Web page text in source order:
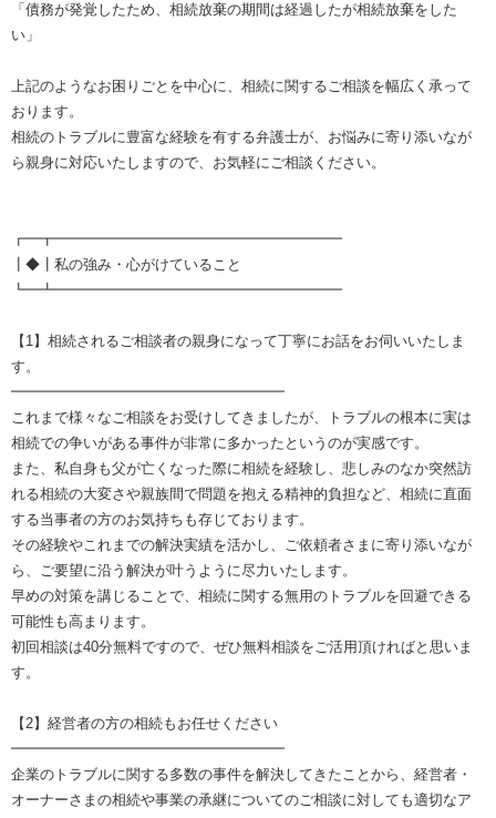
「債務が発覚したため、相続放棄の期間は経過したが相続放棄をした
い」
上記のようなお困りごとを中心に、相続に関するご相談を幅広く承って
おります。
相続のトラブルに豊富な経験を有する弁護士が、お悩みに寄り添いなが
ら親身に対応いたしますので、お気軽にご相談ください。
┏━┳━━━━━━━━━━━━━━━━━━━━
┃◆┃私の強み・心がけていること
┗━┻━━━━━━━━━━━━━━━━━━━━
【1】相続されるご相談者の親身になって丁寧にお話をお伺いいたしま
す。
━━━━━━━━━━━━━━━━━━━
これまで様々なご相談をお受けしてきましたが、トラブルの根本に実は
相続での争いがある事件が非常に多かったというのが実感です。
また、私自身も父が亡くなった際に相続を経験し、悲しみのなか突然訪
れる相続の大変さや親族間で問題を抱える精神的負担など、相続に直面
する当事者の方のお気持ちも存じております。
その経験やこれまでの解決実績を活かし、ご依頼者さまに寄り添いなが
ら、ご要望に沿う解決が叶うように尽力いたします。
早めの対策を講じることで、相続に関する無用のトラブルを回避できる
可能性も高まります。
初回相談は40分無料ですので、ぜひ無料相談をご活用頂ければと思いま
す。
【2】経営者の方の相続もお任せください
━━━━━━━━━━━━━━━━━━━
企業のトラブルに関する多数の事件を解決してきたことから、経営者・
オーナーさまの相続や事業の承継についてのご相談に対しても適切なア